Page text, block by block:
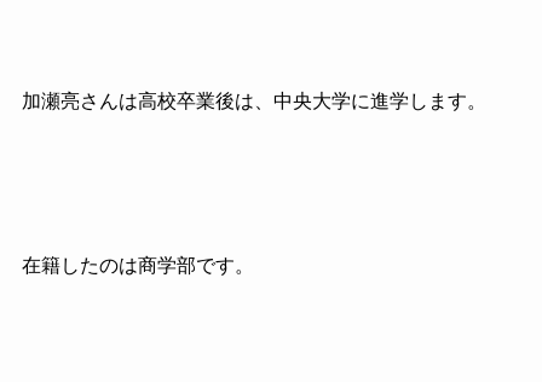
加瀬亮さんは高校卒業後は、中央大学に進学します。
在籍したのは商学部です。